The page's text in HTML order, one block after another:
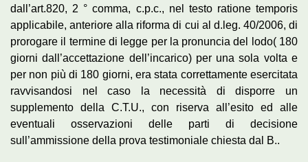
dall’art.820, 2 ° comma, c.p.c., nel testo ratione temporis
applicabile, anteriore alla riforma di cui al d.leg. 40/2006, di
prorogare il termine di legge per la pronuncia del lodo( 180
giorni dall’accettazione dell’incarico) per una sola volta e
per non più di 180 giorni, era stata correttamente esercitata
ravvisandosi nel caso la necessità di disporre un
supplemento della C.T.U., con riserva all’esito ed alle
eventuali osservazioni delle parti di decisione
sull’ammissione della prova testimoniale chiesta dal B..